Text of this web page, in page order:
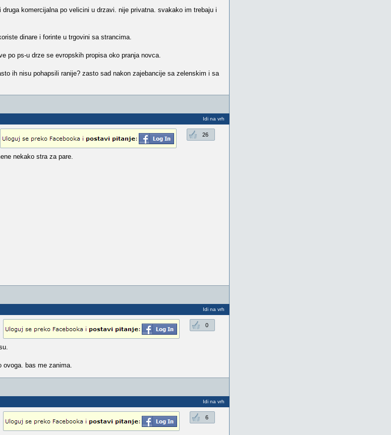
komercijalna po velicini u drzavi. nije privatna. svakako im trebaju i
dinare i forinte u trgovini sa strancima.
po ps-u drze se evropskih propisa oko pranja novca.
ih nisu pohapsili ranije? zasto sad nakon zajebancije sa zelenskim i sa
Idi na vrh
26
nekako stra za pare.
Idi na vrh
0
ovoga. bas me zanima.
Idi na vrh
6